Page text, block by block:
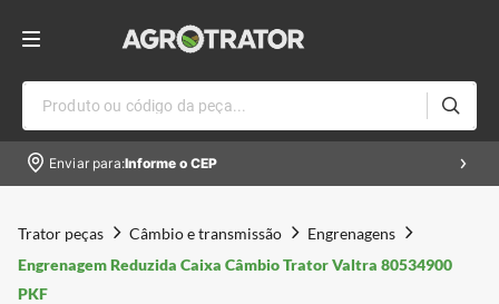
Produto ou código da peça...
Enviar para:Informe o CEP
Trator peças Câmbio e transmissão
Engrenagens
Engrenagem Reduzida Caixa Câmbio Trator Valtra 80534900
PKF